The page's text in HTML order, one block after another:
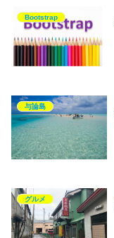
Bootstrap
与論島
グルメ